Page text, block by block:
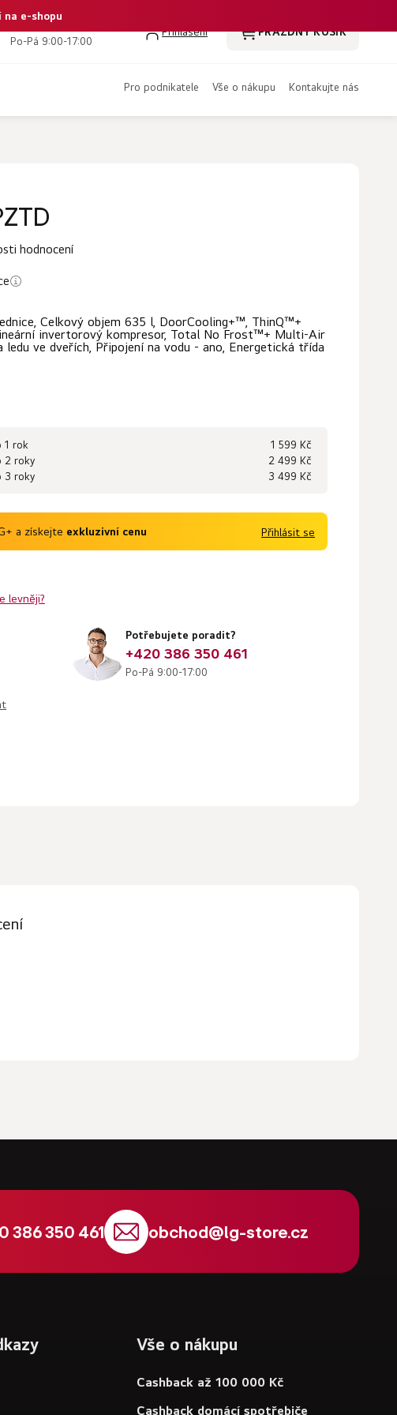
na e-shopu
+420 386 350 461
Po-Pá 9:00-17:00
Přihlášení
NÁKUPNÍ
PRÁZDNÝ KOŠÍK
pro podnikatele vše o nákupu kontakujte nás
hodnocení
Celkový objem 635 l, DoorCooling+™, ThinQ™+
invertorový kompresor, Total No Frost™+ Multi-Air
ve dveřích, Připojení na vodu - ano, Energetická třída
1 rok
1 599 Kč
2 roky
2 499 Kč
3 roky
3 499 Kč
a získejte exkluzivní cenu Přihlásit se
levněji?
Potřebujete poradit?
+420 386 350 461
Po-Pá 9:00-17:00
386 350 461 obchod@lg-store.cz
Vše o nákupu
Cashback až 100 000 Kč
Cashback domácí spotřebiče